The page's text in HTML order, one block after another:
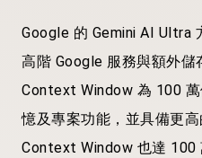
Google 的 Gemini AI Ultra
高階 Google 服務與額外儲
Context Window 為 100
憶及專案功能，並具備更
Context Window 也達 100